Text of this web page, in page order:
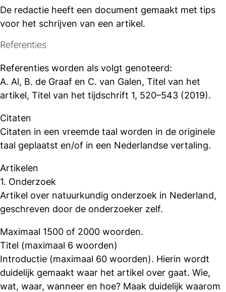
De redactie heeft een document gemaakt met tips
voor het schrijven van een artikel.
Referenties
Referenties worden als volgt genoteerd:
A. Al, B. de Graaf en C. van Galen, Titel van het
artikel, Titel van het tijdschrift 1, 520–543 (2019).
Citaten
Citaten in een vreemde taal worden in de originele
taal geplaatst en/of in een Nederlandse vertaling.
Artikelen
1. Onderzoek
Artikel over natuurkundig onderzoek in Nederland,
geschreven door de onderzoeker zelf.
Maximaal 1500 of 2000 woorden.
Titel (maximaal 6 woorden)
Introductie (maximaal 60 woorden). Hierin wordt
duidelijk gemaakt waar het artikel over gaat. Wie,
wat, waar, wanneer en hoe? Maak duidelijk waarom